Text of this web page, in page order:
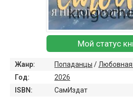
Мой статус
Жанр: Попаданцы / Любовная
Год:
2026
ISBN:
СамИздат